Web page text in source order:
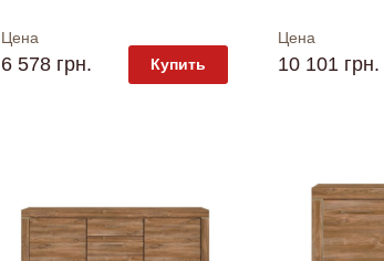
Цена
6 578 грн. Купить
Цена
10 101 грн.